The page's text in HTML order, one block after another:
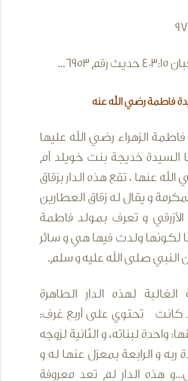
فاطمة رضي الله عنه
الزهراء رضي الله عليها
السيدة خديجة بنت خويلد أم
عنها ، تقع هذه الدار بزقاق
و يقال له زقاق العطارين
و تعرف بمولد فاطمة
لكونها ولدت فيها هي و سائر
النبي صلى الله عليه و سلم.
لهذه الدار الطاهرة
كانت تحتوي على أربع غرف:
واحدة لبناته، و الثانية لزوجه
ربه و الرابعة بمعزل عنها له و
هذه الدار لم تعد معروفة